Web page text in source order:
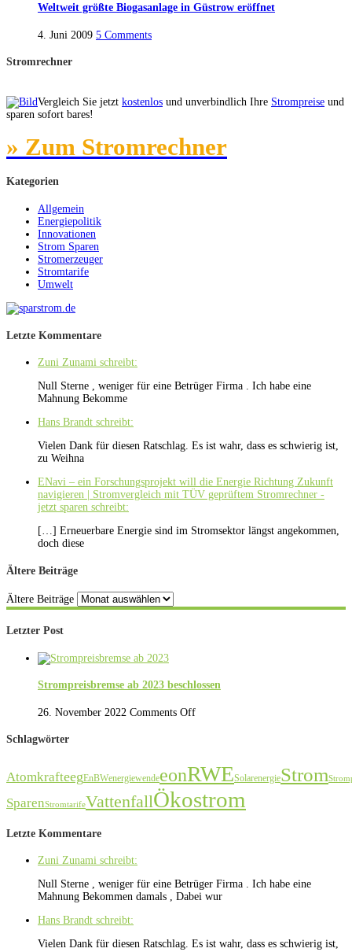
Weltweit größte Biogasanlage in Güstrow eröffnet
4. Juni 2009 5 Comments
Stromrechner
Vergleich Sie jetzt kostenlos und unverbindlich Ihre Strompreise und
sparen sofort bares!
» Zum Stromrechner
Kategorien
Allgemein
Energiepolitik
Innovationen
Strom Sparen
Stromerzeuger
Stromtarife
Umwelt
Letzte Kommentare
Zuni Zunami schreibt:
Null Sterne , weniger für eine Betrüger Firma . Ich habe eine
Mahnung Bekomme
Hans Brandt schreibt:
Vielen Dank für diesen Ratschlag. Es ist wahr, dass es schwierig ist,
zu Weihna
ENavi – ein Forschungsprojekt will die Energie Richtung Zukunft
navigieren | Stromvergleich mit TÜV geprüftem Stromrechner -
jetzt sparen schreibt:
[…] Erneuerbare Energie sind im Stromsektor längst angekommen,
doch diese
Ältere Beiträge
Ältere Beiträge
Letzter Post
Strompreisbremse ab 2023 beschlossen
26. November 2022 Comments Off
Schlagwörter
AtomkrafteegEnBWenergiewendeeonRWESolarenergieStrom
SparenStromtarifeVattenfallÖkostrom
Letzte Kommentare
Zuni Zunami schreibt:
Null Sterne , weniger für eine Betrüger Firma . Ich habe eine
Mahnung Bekommen damals , Dabei wur
Hans Brandt schreibt:
Vielen Dank für diesen Ratschlag. Es ist wahr, dass es schwierig ist,